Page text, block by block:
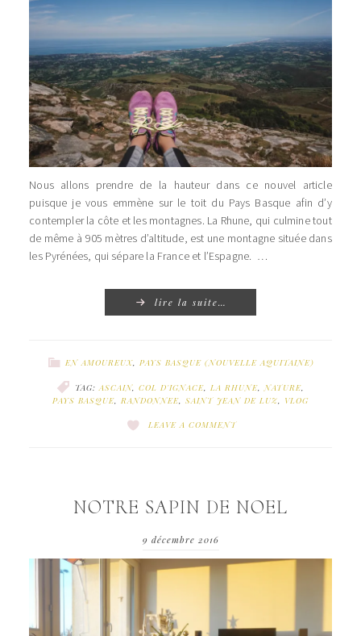
Nous allons prendre de la hauteur dans ce nouvel article
puisque je vous emmène sur le toit du Pays Basque afin d’y
contempler la côte et les montagnes. La Rhune, qui culmine tout
de même à 905 mètres d’altitude, est une montagne située dans
les Pyrénées, qui sépare la France et l’Espagne. …
lire la suite…
EN AMOUREUX PAYS BASQUE (NOUVELLE AQUITAINE)
TAG: ASCAIN, COL D'IGNACE LA RHUNE NATURE
PAYS BASQUE, RANDONNEE, SAINT JEAN DE LUZ, VLOG
LEAVE A COMMENT
NOTRE SAPIN DE NOEL
9 décembre 2016